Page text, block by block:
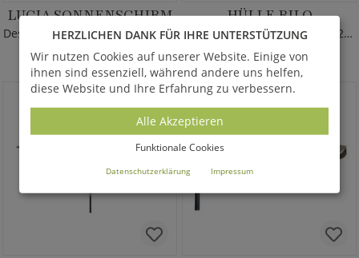
LUCIA SONNENSCHIRM
Design Sonnenschirm von Borek
ab935,00 €*
HÜLLE RILO
Abdeckhülle für Schirme bis 250cm
statt 80,00 €
64,00 €*
HERZLICHEN DANK FÜR IHRE UNTERSTÜTZUNG
Wir nutzen Cookies auf unserer Website. Einige von
ihnen sind essenziell, während andere uns helfen,
diese Website und Ihre Erfahrung zu verbessern.
Alle Akzeptieren
Funktionale Cookies
Datenschutzerklärung Impressum